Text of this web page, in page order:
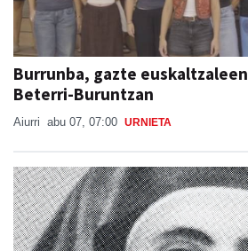
Burrunba, gazte
Beterri-Buruntzan
Aiurri abu 07, 07:00 URNIETA